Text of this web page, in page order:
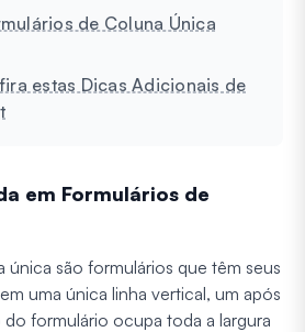
de Coluna Única
estas Dicas Adicionais de
em Formulários de
única são formulários que têm seus
uma única linha vertical, um após
formulário ocupa toda a largura